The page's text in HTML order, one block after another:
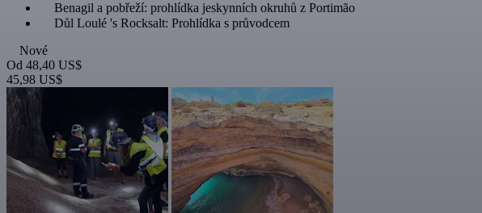
Benagil a pobřeží: prohlídka jeskynních okruhů z Portimão
Důl Loulé 's Rocksalt: Prohlídka s průvodcem
Nové
Od 48,40 US$
45,98 US$